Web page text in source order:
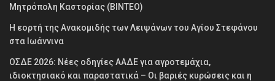
Μητρόπολη Καστορίας (ΒΙΝΤΕΟ)
Η εορτή της Ανακομιδής των Λειψάνων του Αγίου Στεφάνου
στα Ιωάννινα
ΟΣΔΕ 2026: Νέες οδηγίες ΑΑΔΕ για αγροτεμάχια,
ιδιοκτησιακό και παραστατικά – Οι βαριές κυρώσεις και η